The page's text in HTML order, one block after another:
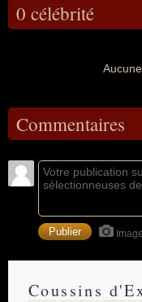
0 célébrité
Commentaires
Image
Coussins